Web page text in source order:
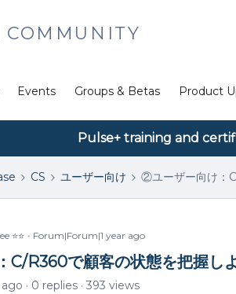
COMMUNITY
Events Groups & Betas Product
Pulse+ training and
CS ユーザー向け ②ユーザー向け：
⭐️⭐️ Forum|Forum|1 year ago
C/R360で顧客の状態を把握し
0 replies
393 views